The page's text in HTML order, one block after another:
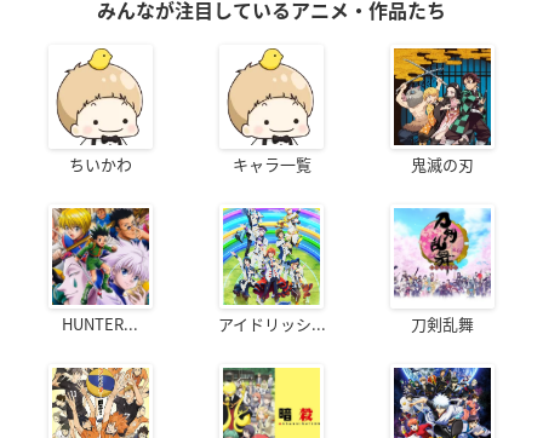
みんなが注目しているアニメ・作品たち
ちいかわ キャラ一覧 鬼滅の刃
HUNTER... アイドリッシ... 刀剣乱舞